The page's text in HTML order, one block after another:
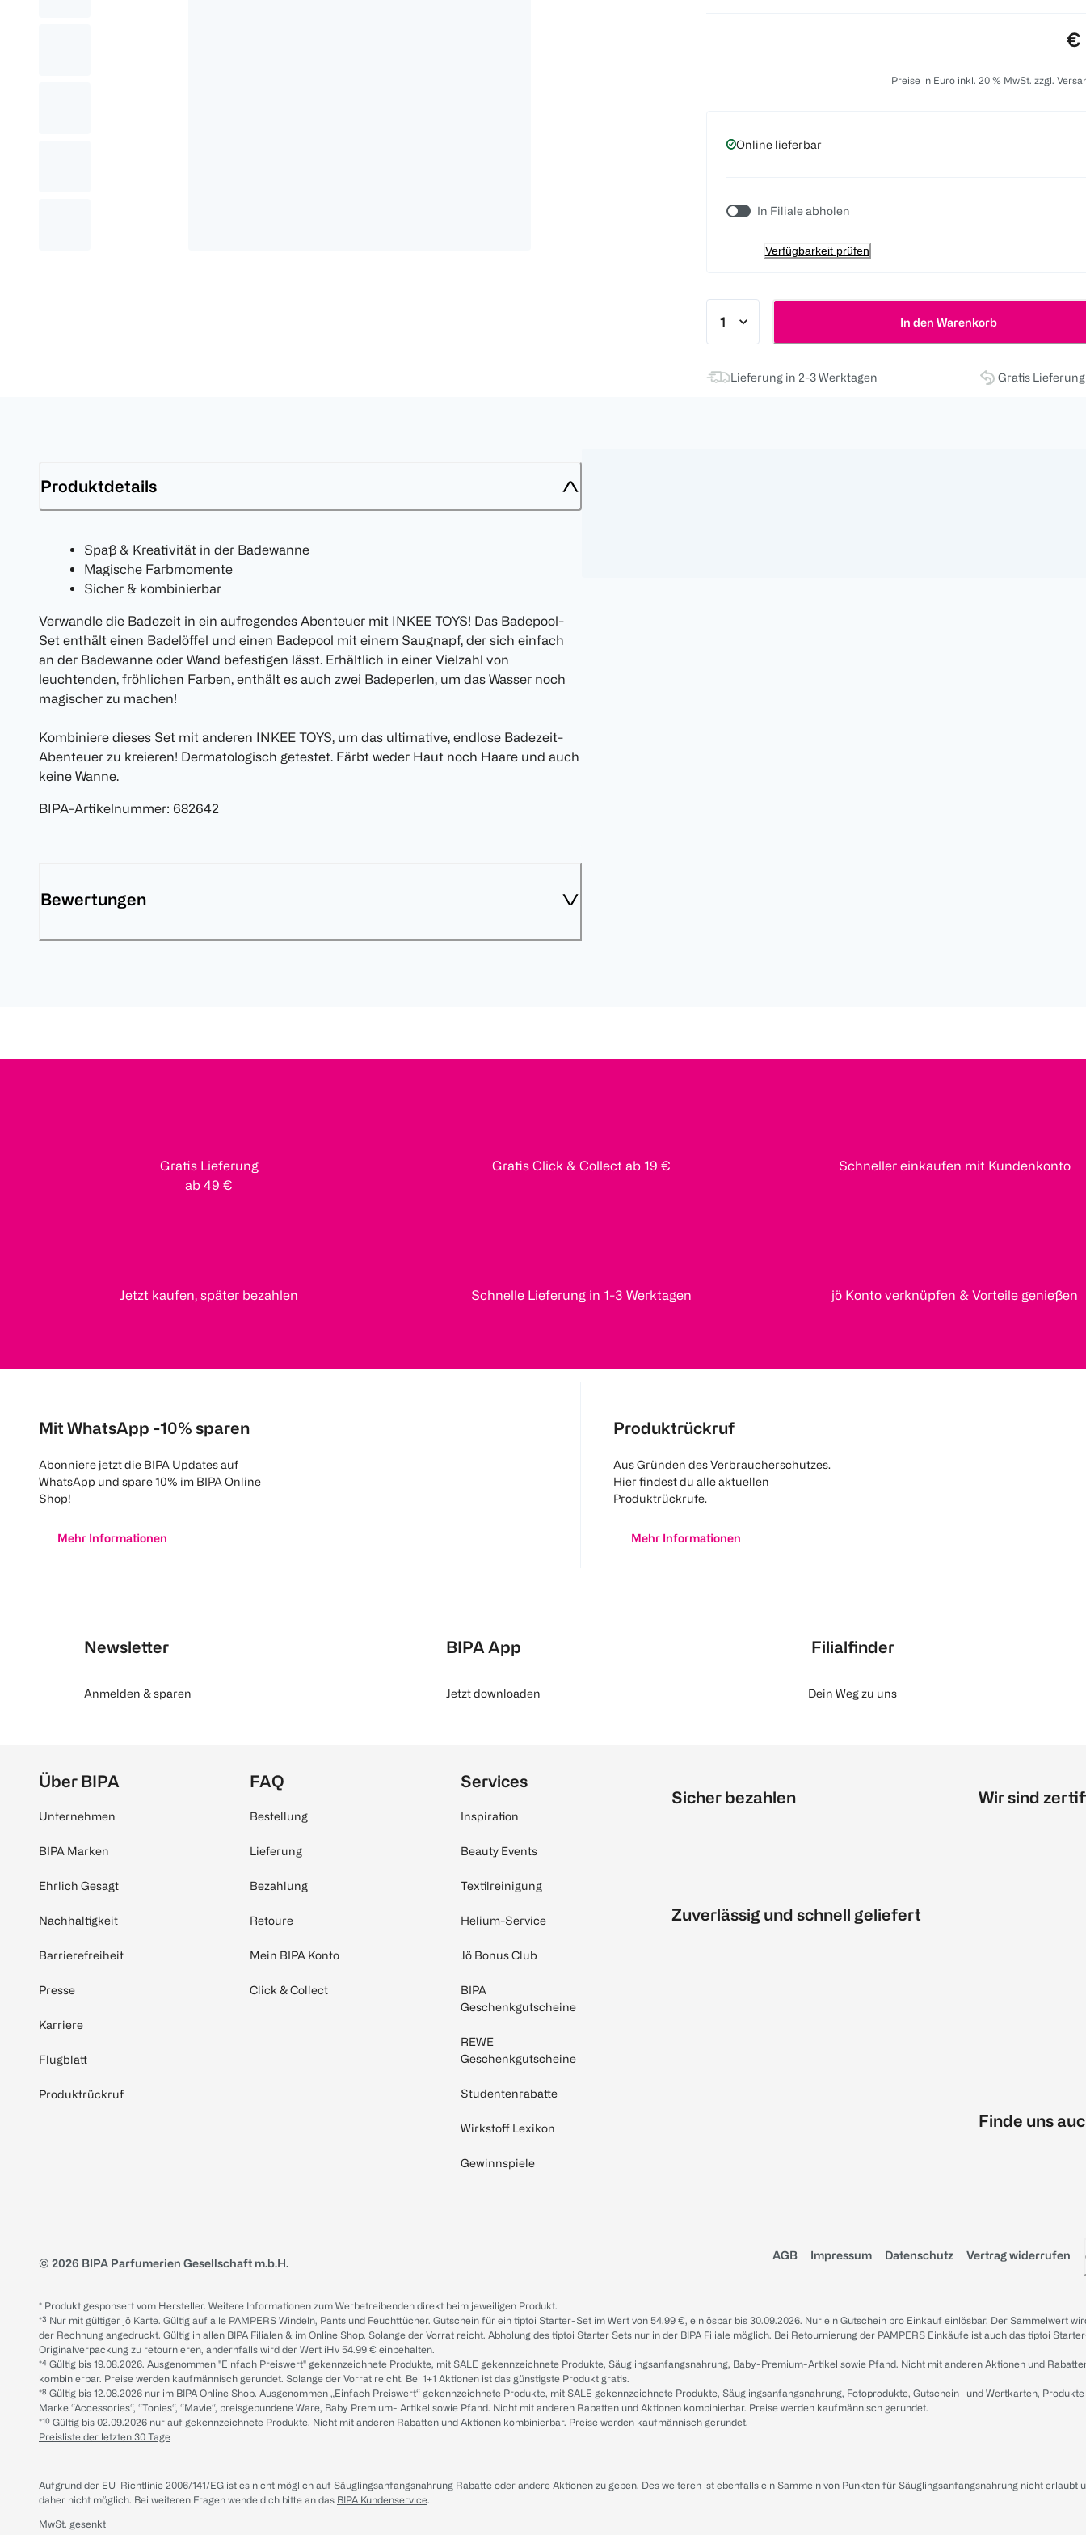
€
Preise in Euro inkl. 20 % MwSt. zzgl.
Online lieferbar
In Filiale abholen
Verfügbarkeit prüfen
In den Warenkorb
Lieferung in 2-3 Werktagen Gratis
Produktdetails
Spaß & Kreativität in der Badewanne
Magische Farbmomente
Sicher & kombinierbar
Verwandle die Badezeit in ein aufregendes Abenteuer mit INKEE TOYS! Das Badepool-
Set enthält einen Badelöffel und einen Badepool mit einem Saugnapf, der sich einfach
an der Badewanne oder Wand befestigen lässt. Erhältlich in einer Vielzahl von
leuchtenden, fröhlichen Farben, enthält es auch zwei Badeperlen, um das Wasser noch
magischer zu machen!
Kombiniere dieses Set mit anderen INKEE TOYS, um das ultimative, endlose Badezeit-
Abenteuer zu kreieren! Dermatologisch getestet. Färbt weder Haut noch Haare und auch
keine Wanne.
BIPA-Artikelnummer: 682642
Bewertungen
Gratis Lieferung
ab 49 €
Gratis Click & Collect ab 19 € Schneller einkaufen mit Kundenkonto
Jetzt kaufen, später bezahlen Schnelle Lieferung in 1-3 Werktagen jö Konto verknüpfen & Vorteile genießen
Mit WhatsApp -10% sparen
Abonniere jetzt die BIPA Updates auf
WhatsApp und spare 10% im BIPA Online
Shop!
Mehr Informationen
Produktrückruf
Aus Gründen des Verbraucherschutzes.
Hier findest du alle aktuellen
Produktrückrufe.
Mehr Informationen
Newsletter
Anmelden & sparen
BIPA App
Jetzt downloaden
Filialfinder
Dein Weg zu uns
Über BIPA
Unternehmen
BIPA Marken
Ehrlich Gesagt
Nachhaltigkeit
Barrierefreiheit
Presse
Karriere
Flugblatt
Produktrückruf
FAQ
Bestellung
Lieferung
Bezahlung
Retoure
Mein BIPA Konto
Click & Collect
Services
Inspiration
Beauty Events
Textilreinigung
Helium-Service
Jö Bonus Club
BIPA
Geschenkgutscheine
REWE
Geschenkgutscheine
Studentenrabatte
Wirkstoff Lexikon
Gewinnspiele
Sicher bezahlen
Zuverlässig und schnell geliefert
Wir sind
Finde uns
© 2026 BIPA Parfumerien Gesellschaft m.b.H.
AGB Impressum Datenschutz Vertrag widerrufen
* Produkt gesponsert vom Hersteller. Weitere Informationen zum Werbetreibenden direkt beim jeweiligen Produkt.
*³ Nur mit gültiger jö Karte. Gültig auf alle PAMPERS Windeln, Pants und Feuchttücher. Gutschein für ein tiptoi Starter-Set im Wert von 54.99 €, einlösbar bis 30.09.2026. Nur ein Gutschein pro Einkauf einlösbar. Der Sammelwert
der Rechnung angedruckt. Gültig in allen BIPA Filialen & im Online Shop. Solange der Vorrat reicht. Abholung des tiptoi Starter Sets nur in der BIPA Filiale möglich. Bei Retournierung der PAMPERS Einkäufe ist auch das tiptoi
Originalverpackung zu retournieren, andernfalls wird der Wert iHv 54.99 € einbehalten.
*⁴ Gültig bis 19.08.2026. Ausgenommen "Einfach Preiswert" gekennzeichnete Produkte, mit SALE gekennzeichnete Produkte, Säuglingsanfangsnahrung, Baby-Premium-Artikel sowie Pfand. Nicht mit anderen Aktionen und
kombinierbar. Preise werden kaufmännisch gerundet. Solange der Vorrat reicht. Bei 1+1 Aktionen ist das günstigste Produkt gratis.
*⁸ Gültig bis 12.08.2026 nur im BIPA Online Shop. Ausgenommen „Einfach Preiswert“ gekennzeichnete Produkte, mit SALE gekennzeichnete Produkte, Säuglingsanfangsnahrung, Fotoprodukte, Gutschein- und Wertkarten,
Marke “Accessories“, “Tonies“, “Mavie“, preisgebundene Ware, Baby Premium- Artikel sowie Pfand. Nicht mit anderen Rabatten und Aktionen kombinierbar. Preise werden kaufmännisch gerundet.
*¹⁰ Gültig bis 02.09.2026 nur auf gekennzeichnete Produkte. Nicht mit anderen Rabatten und Aktionen kombinierbar. Preise werden kaufmännisch gerundet.
Preisliste der letzten 30 Tage
Aufgrund der EU-Richtlinie 2006/141/EG ist es nicht möglich auf Säuglingsanfangsnahrung Rabatte oder andere Aktionen zu geben. Des weiteren ist ebenfalls ein Sammeln von Punkten für Säuglingsanfangsnahrung nicht erlaubt
daher nicht möglich. Bei weiteren Fragen wende dich bitte an das BIPA Kundenservice.
MwSt. gesenkt